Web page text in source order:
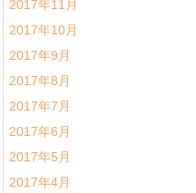
2017年11月
2017年10月
2017年9月
2017年8月
2017年7月
2017年6月
2017年5月
2017年4月